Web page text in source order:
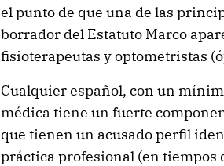
el punto de que una de las
borrador del Estatuto Marco
fisioterapeutas y optometristas
Cualquier español, con un
médica tiene un fuerte
que tienen un acusado perfil
práctica profesional (en tiempos